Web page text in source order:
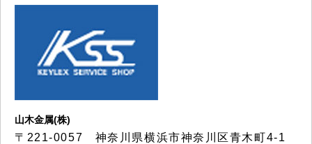
山木金属(株)
〒221-0057 神奈川県横浜市神奈川区青木町4-1